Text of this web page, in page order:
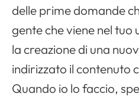
delle prime domande
gente che viene nel
la creazione di una
indirizzato il contenuto
Quando io lo faccio,